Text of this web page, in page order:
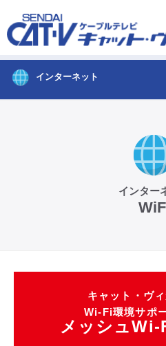
インターネット
インター
キャット・ヴ
Wi-Fi環境サポ
メッシュWi-
お申し込み
ご検討中の方
サービスエリア